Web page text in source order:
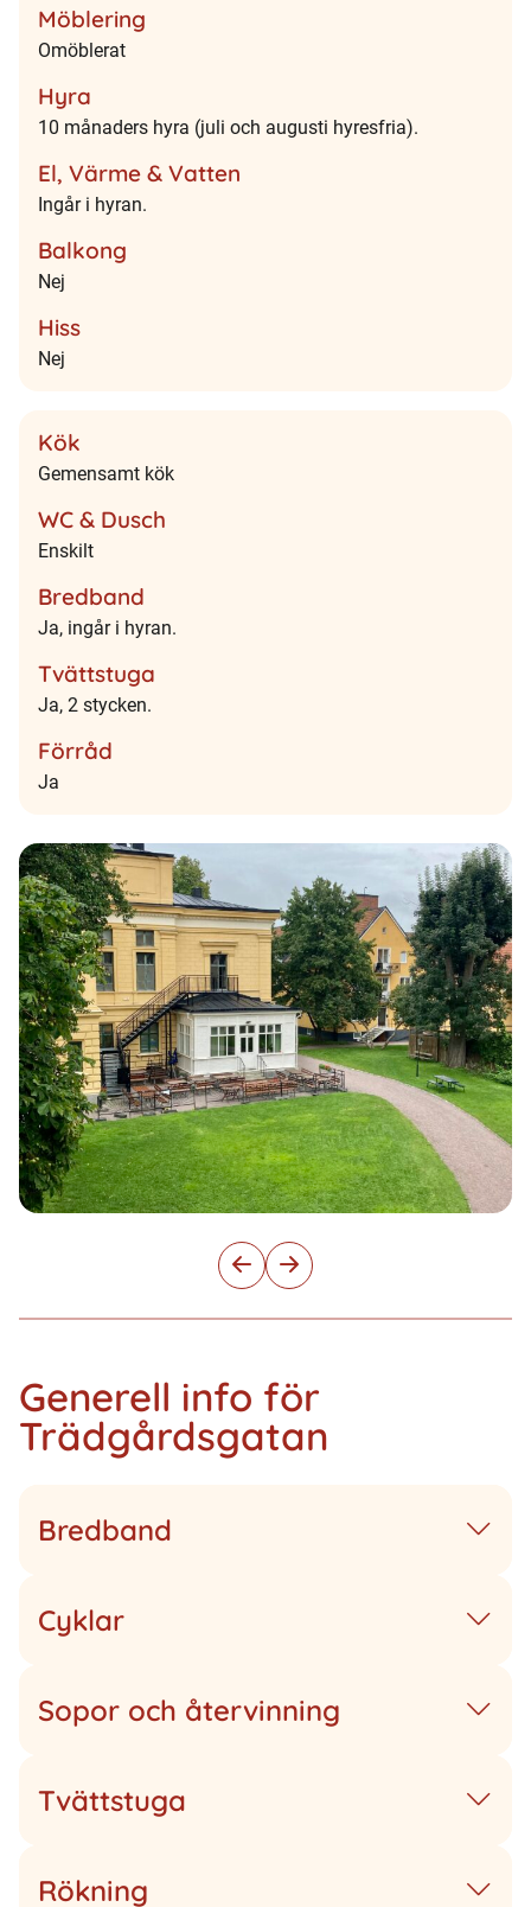
Möblering
Omöblerat
Hyra
10 månaders hyra (juli och augusti hyresfria).
El, Värme & Vatten
Ingår i hyran.
Balkong
Nej
Hiss
Nej
Kök
Gemensamt kök
WC & Dusch
Enskilt
Bredband
Ja, ingår i hyran.
Tvättstuga
Ja, 2 stycken.
Förråd
Ja
Generell info för
Trädgårdsgatan
Bredband
Cyklar
Sopor och återvinning
Tvättstuga
Rökning